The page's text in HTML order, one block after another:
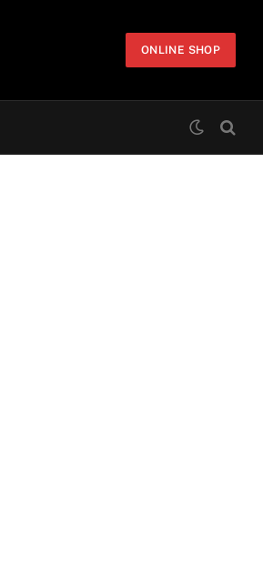
ONLINE SHOP